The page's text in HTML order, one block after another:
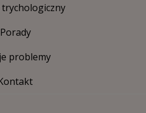
Porady
problemy